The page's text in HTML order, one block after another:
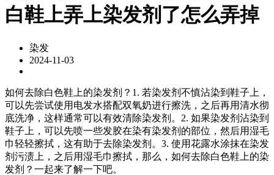
白鞋上弄上染发剂了怎么弄掉
染发
2024-11-03
如何去除白色鞋上的染发剂？1. 若染发剂不慎沾染到鞋子上，
可以先尝试使用电发水搭配双氧奶进行擦洗，之后再用清水彻
底洗净，这样通常可以有效清除染发剂。2. 如果染发剂沾染到
鞋子上，可以先喷一些发胶在染有染发剂的部位，然后用湿毛
巾轻轻擦拭，这有助于去除染发剂。3. 使用花露水涂抹在染发
剂污渍上，之后用湿毛巾擦拭，那么，如何去除白色鞋上的染
发剂？一起来了解一下吧。